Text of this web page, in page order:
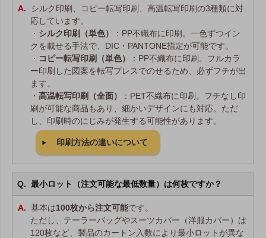
シルク印刷、コピー転写印刷、高温転写印刷の3種類に対
応しています。
・ シルク印刷（単色）
：PP不織布に印刷。一色ずつイン
クを載せる手法で、DIC・PANTONE指定が可能です。
・ コピー転写印刷（単色）
：PP不織布に印刷。フルカラ
ー印刷した図案を転写プレスでのせるため、必ずフチが出
ます。
・ 高温転写印刷（全面）
：PET不織布に印刷。フチなし印
刷が可能な商品もあり、細かいデザインにも対応。ただ
し、印刷時のにじみが発生する可能性があります。
印刷方法の違いについて
最小ロット（注文可能な最低数量）は何枚ですか？
基本は100枚から注文可能です。
ただし、テーラーバッグやスーツカバー（洋服カバー）は
120枚など、製品のカートン入数により最小ロットが異な